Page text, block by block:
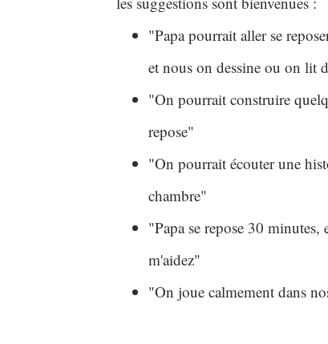
"Papa pourrait aller se
et nous on dessine ou on lit
"On pourrait construire
repose"
"On pourrait écouter une
chambre"
"Papa se repose 30 minutes,
m'aidez"
"On joue calmement dans